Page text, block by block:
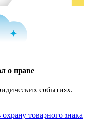
о праве
событиях.
товарного знака